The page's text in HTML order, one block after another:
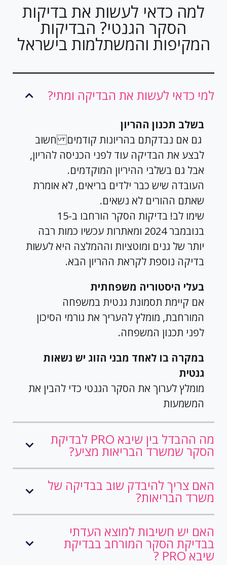
למה כדאי לעשות את בדיקות
הסקר הגנטי? הבדיקות
המקיפות והמשתלמות בישראל
למי כדאי לעשות את הבדיקה ומתי?
בשלב תכנון ההריון
גם אם נבדקתם בהריונות קודמים חשוב
לבצע את הבדיקה עוד לפני הכניסה להריון,
אבל גם בשלבי ההיריון המוקדמים.
העובדה שיש כבר ילדים בריאים, לא אומרת
שאתם ההורים לא נשאים.
שימו לב! בדיקות הסקר הורחבו ב-15
בנובמבר 2024 ומאתרות עכשיו כמות רבה
יותר של גנים ומוטציות וההמלצה היא לעשות
בדיקה נוספת לקראת ההריון הבא.
בעלי היסטוריה משפחתית
אם קיימת תסמונת גנטית במשפחה
המורחבת, מומלץ להעריך את גורמי הסיכון
לפני תכנון המשפחה.
במקרה בו לאחד מבני הזוג יש נשאות
גנטית
מומלץ לערוך את הסקר הגנטי כדי להבין את
המשמעות
מה ההבדל בין שיבא PRO לבדיקת
הסקר שמשרד הבריאות מציע?
האם צריך להיבדק שוב בבדיקה של
משרד הבריאות?
האם יש חשיבות למוצא העדתי
בבדיקת הסקר המורחב בבדיקת
שיבא PRO ?